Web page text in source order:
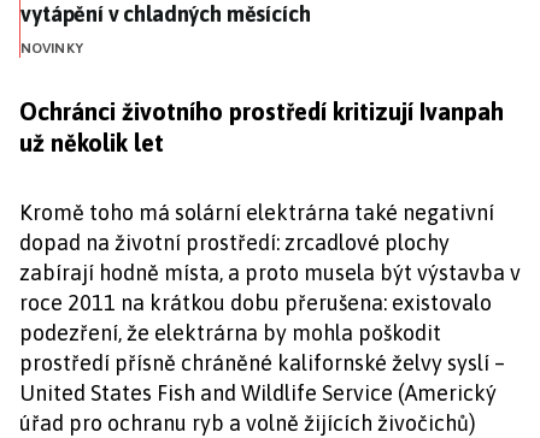
vytápění v chladných měsících
NOVINKY
Ochránci životního prostředí kritizují Ivanpah
už několik let
Kromě toho má solární elektrárna také negativní
dopad na životní prostředí: zrcadlové plochy
zabírají hodně místa, a proto musela být výstavba v
roce 2011 na krátkou dobu přerušena: existovalo
podezření, že elektrárna by mohla poškodit
prostředí přísně chráněné kalifornské želvy syslí –
United States Fish and Wildlife Service (Americký
úřad pro ochranu ryb a volně žijících živočichů)